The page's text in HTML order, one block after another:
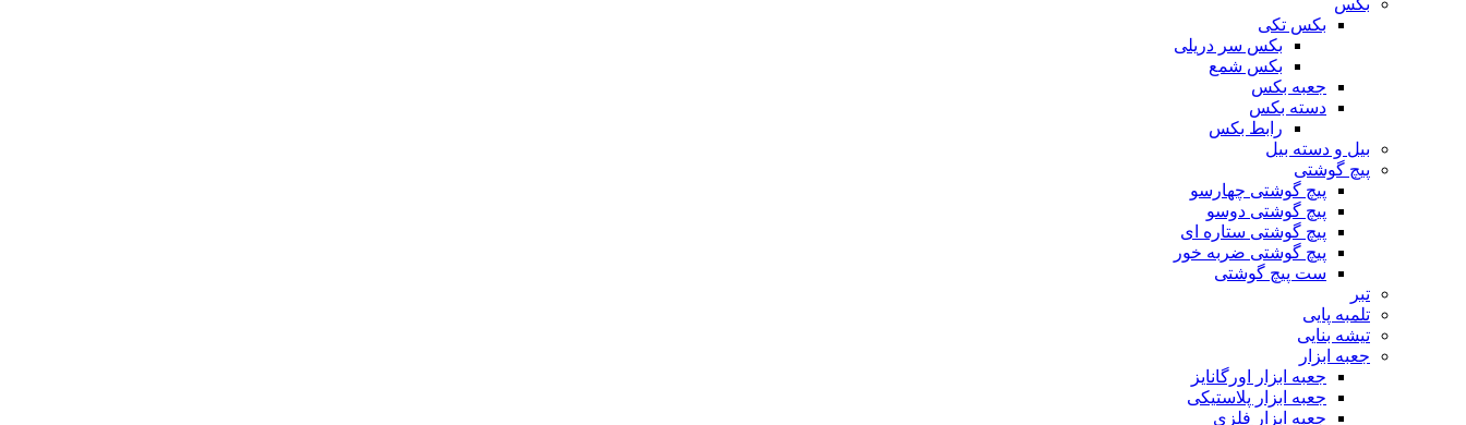
بکس تکی
بکس سر دریلی
بکس شمع
جعبه بکس
دسته بکس
رابط بکس
بیل و دسته بیل
پیچ گوشتی
پیچ گوشتی چهارسو
پیچ گوشتی دوسو
پیچ گوشتی ستاره‌ ای
پیچ گوشتی ضربه خور
ست پیچ گوشتی
تبر
تلمبه پایی
تیشه بنایی
جعبه ابزار
جعبه ابزار اورگانایز
جعبه ابزار پلاستیکی
جعبه ابزار فلزی